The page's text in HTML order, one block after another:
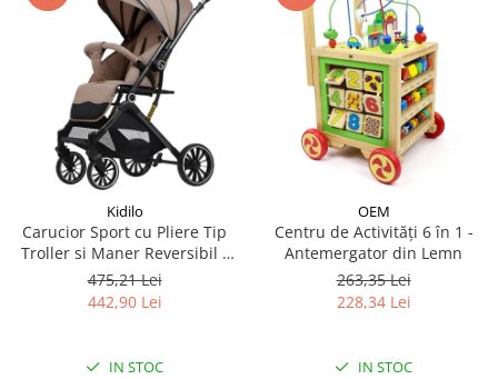
Kidilo
Carucior Sport cu Pliere Tip
Troller si Maner Reversibil -
Bej
475,21 Lei
442,90 Lei
IN STOC
OEM
Centru de Activități 6 în 1 -
Antemergator din Lemn
263,35 Lei
228,34 Lei
IN STOC